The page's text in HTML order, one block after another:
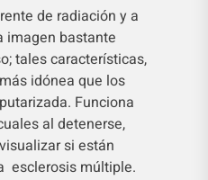
de radiación y a
imagen bastante
tales características,
idónea que los
Funciona
al detenerse,
si están
esclerosis múltiple.